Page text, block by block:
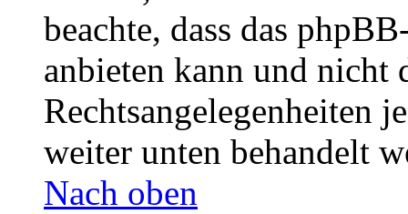
beachte, dass das
anbieten kann und nicht
Rechtsangelegenheiten
weiter unten behandelt
Nach oben